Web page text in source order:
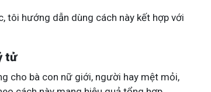
tôi hướng dẫn dùng cách này kết hợp với
tử
cho bà con nữ giới, người hay mệt mỏi,